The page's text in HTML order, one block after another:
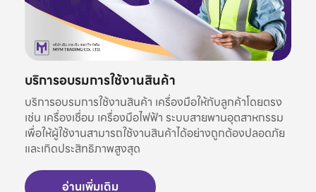
บริการอบรมการใช้งานสินค้า
บริการอบรมการใช้งานสินค้า เครื่องมือให้กับลูกค้าโดยตรง
เช่น เครื่องเชื่อม เครื่องมือไฟฟ้า ระบบสายพานอุตสาหกรรม
เพื่อให้ผู้ใช้งานสามารถใช้งานสินค้าได้อย่างถูกต้องปลอดภัย
และเกิดประสิทธิภาพสูงสุด
อ่านเพิ่มเติม